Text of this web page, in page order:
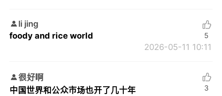
li jing
foody and rice world
2026-05-11 10:11
5
很好啊
中国世界和公众市场也开了几十年
3